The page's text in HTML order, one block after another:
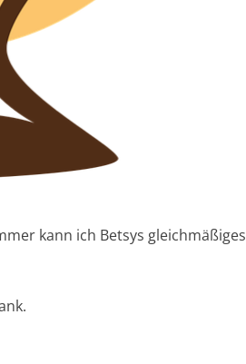
kann ich Betsys gleichmäßiges